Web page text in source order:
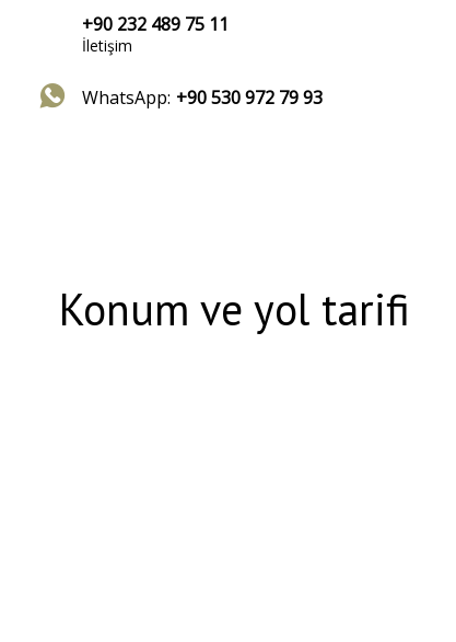
+90 232 489 75 11
İletişim
WhatsApp: +90 530 972 79 93
Konum ve yol tarifi